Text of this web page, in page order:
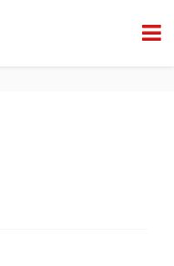
BACK TO HOME